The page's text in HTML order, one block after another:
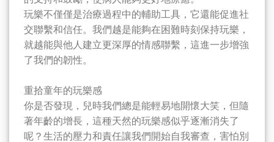
玩樂不僅僅是治療過程中的輔助工具，它還能促進社
交聯繫和信任。我們越是能夠在困難時刻保持玩樂，
就越能與他人建立更深厚的情感聯繫，這進一步增強
了我們的韌性。
重拾童年的玩樂感
你是否發現，兒時我們總是能輕易地開懷大笑，但隨
著年齡的增長，這種天然的玩樂感似乎逐漸消失了
呢？生活的壓力和責任讓我們開始自我審查，害怕別